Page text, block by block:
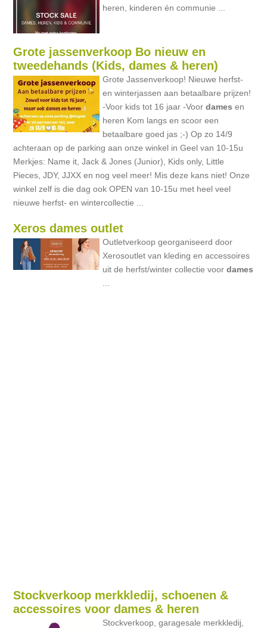
heren, kinderen én communie ...
Grote jassenverkoop Bo nieuw en
tweedehands (Kids, dames & heren)
Grote Jassenverkoop! Nieuwe herfst-
en winterjassen aan betaalbare prijzen!
-Voor kids tot 16 jaar -Voordames en
heren Kom langs en scoor een
betaalbare goed jas ;-) Op zo 14/9
achteraan op de parking aan onze winkel in Geel van 10-15u
Merkjes: Name it, Jack & Jones (Junior), Kids only, Little
Pieces, JDY, JJXX en nog veel meer! Mis deze kans niet! Onze
winkel zelf is die dag ook OPEN van 10-15u met heel veel
nieuwe herfst- en wintercollectie ...
Xeros dames outlet
Outletverkoop georganiseerd door
Xerosoutlet van kleding en accessoires
uit de herfst/winter collectie voordames
Stockverkoop merkkledij, schoenen &
accessoires voor dames & heren
Stockverkoop, garagesale merkkledij,